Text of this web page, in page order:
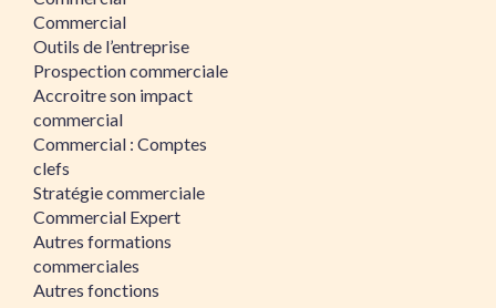
Commercial
Outils de l’entreprise
Prospection commerciale
Accroitre son impact
commercial
Commercial : Comptes
clefs
Stratégie commerciale
Commercial Expert
Autres formations
commerciales
Autres fonctions